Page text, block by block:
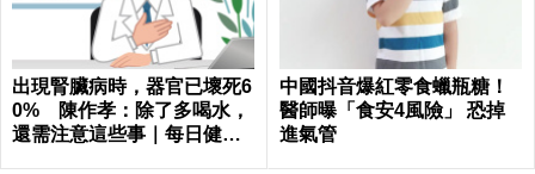
出現腎臟病時，器官已壞死6
0% 陳作孝：除了多喝水，
還需注意這些事｜每日健康
中國抖音爆紅零食蠟瓶糖！
醫師曝「食安4風險」 恐掉
進氣管